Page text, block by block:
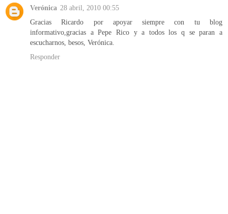
Verónica 28 abril, 2010 00:55
Gracias Ricardo por apoyar siempre con tu blog
informativo,gracias a Pepe Rico y a todos los q se paran a
escucharnos, besos, Verónica.
Responder